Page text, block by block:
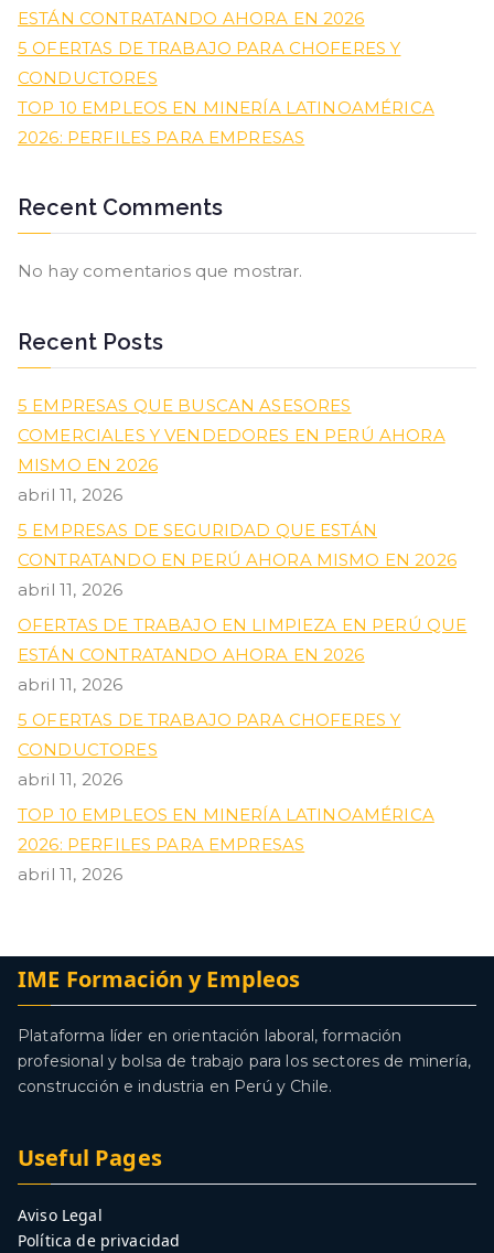
ESTÁN CONTRATANDO AHORA EN 2026
5 OFERTAS DE TRABAJO PARA CHOFERES Y
CONDUCTORES
TOP 10 EMPLEOS EN MINERÍA LATINOAMÉRICA
2026: PERFILES PARA EMPRESAS
Recent Comments
No hay comentarios que mostrar.
Recent Posts
5 EMPRESAS QUE BUSCAN ASESORES
COMERCIALES Y VENDEDORES EN PERÚ AHORA
MISMO EN 2026
abril 11, 2026
5 EMPRESAS DE SEGURIDAD QUE ESTÁN
CONTRATANDO EN PERÚ AHORA MISMO EN 2026
abril 11, 2026
OFERTAS DE TRABAJO EN LIMPIEZA EN PERÚ QUE
ESTÁN CONTRATANDO AHORA EN 2026
abril 11, 2026
5 OFERTAS DE TRABAJO PARA CHOFERES Y
CONDUCTORES
abril 11, 2026
TOP 10 EMPLEOS EN MINERÍA LATINOAMÉRICA
2026: PERFILES PARA EMPRESAS
abril 11, 2026
IME Formación y Empleos
Plataforma líder en orientación laboral, formación
profesional y bolsa de trabajo para los sectores de minería,
construcción e industria en Perú y Chile.
Useful Pages
Aviso Legal
Política de privacidad